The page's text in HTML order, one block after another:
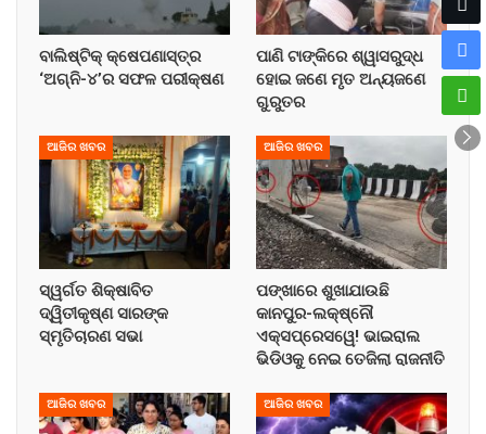
ବାଲିଷ୍ଟିକ୍ କ୍ଷେପଣାସ୍ତ୍ର
‘ଅଗ୍ନି-୪’ର ସଫଳ ପରୀକ୍ଷଣ
ପାଣି ଟାଙ୍କିରେ ଶ୍ୱାସରୁଦ୍ଧ
ହୋଇ ଜଣେ ମୃତ ଅନ୍ୟଜଣେ
ଗୁରୁତର
ଆଜିର ଖବର
ସ୍ୱର୍ଗତ ଶିକ୍ଷାବିତ
ଦ୍ୱିତୀକୃଷ୍ଣ ସାରଙ୍କ
ସ୍ମୃତିଚାରଣ ସଭା
ଆଜିର ଖବର
ପଙ୍ଖାରେ ଶୁଖାଯାଉଛି
କାନପୁର-ଲକ୍ଷ୍ନୌ
ଏକ୍ସପ୍ରେସୱେ! ଭାଇରାଲ
ଭିଡିଓକୁ ନେଇ ତେଜିଲା ରାଜନୀତି
ଆଜିର ଖବର ଆଜିର ଖବର